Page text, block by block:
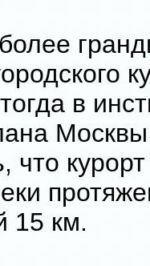
в
что
15 км.